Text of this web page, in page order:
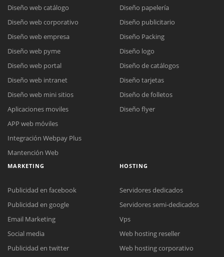
Meet para la reunión online.
Cotización
Chat Online
Todos nuestros ejecutivos están fuera de línea. Complete el formulario
Diseño web catálogo
Diseño web corporativo
Diseño web empresa
Diseño web pyme
Diseño web portal
Diseño web intranet
Diseño web mini sitios
Aplicaciones moviles
APP web móviles
Integración Webpay Plus
Mantención Web
Diseño papelería
Diseño publicitario
Diseño Packing
Diseño logo
Diseño de catálogos
Diseño tarjetas
Diseño de folletos
Diseño flyer
MARKETING
Publicidad en facebook
Publicidad en google
Email Marketing
Social media
Publicidad en twitter
HOSTING
Servidores dedicados
Servidores semi-dedicados
Vps
Web hosting reseller
Web hosting corporativo